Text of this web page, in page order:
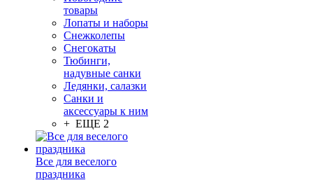
товары
Лопаты и наборы
Снежколепы
Снегокаты
Тюбинги,
надувные санки
Ледянки, салазки
Санки и
аксессуары к ним
+ ЕЩЕ 2
Все для веселого
праздника